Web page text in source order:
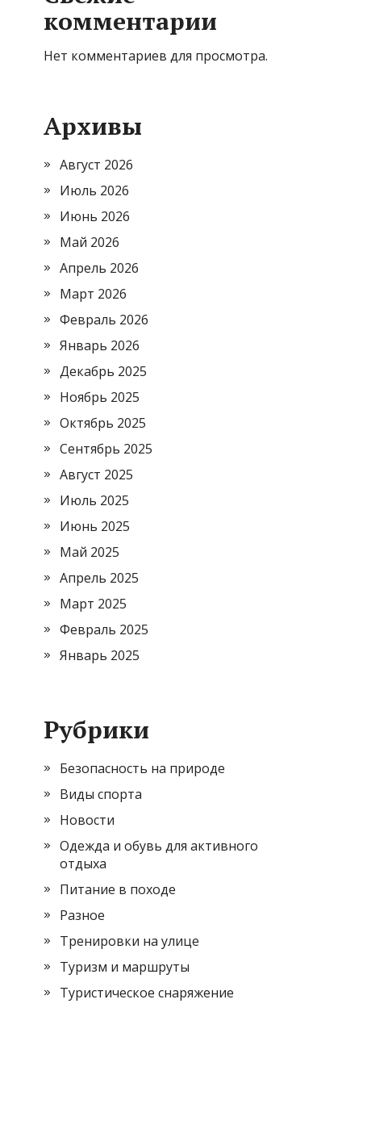
комментарии
Нет комментариев для просмотра.
Архивы
Август 2026
Июль 2026
Июнь 2026
Май 2026
Апрель 2026
Март 2026
Февраль 2026
Январь 2026
Декабрь 2025
Ноябрь 2025
Октябрь 2025
Сентябрь 2025
Август 2025
Июль 2025
Июнь 2025
Май 2025
Апрель 2025
Март 2025
Февраль 2025
Январь 2025
Рубрики
Безопасность на природе
Виды спорта
Новости
Одежда и обувь для активного
отдыха
Питание в походе
Разное
Тренировки на улице
Туризм и маршруты
Туристическое снаряжение